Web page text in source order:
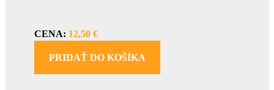
CENA: 12,50 €
PRIDAŤ DO KOŠÍKA